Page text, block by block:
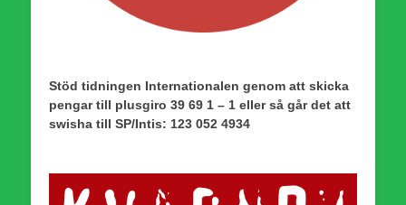
Stöd tidningen Internationalen genom att skicka
pengar till plusgiro 39 69 1 – 1 eller så går det att
swisha till SP/Intis: 123 052 4934